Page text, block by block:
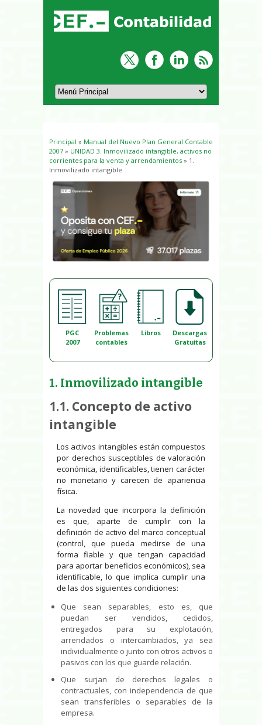
Usted está aquí
Principal » Manual del Nuevo Plan General Contable
2007 » UNIDAD 3. Inmovilizado intangible, activos no
corrientes para la venta y arrendamientos » 1.
Inmovilizado intangible
PGC
2007
Problemas
contables
Libros
Descargas
Gratuitas
1. Inmovilizado intangible
1.1. Concepto de activo
intangible
Los activos intangibles están compuestos
por derechos susceptibles de valoración
económica, identificables, tienen carácter
no monetario y carecen de apariencia
física.
La novedad que incorpora la definición
es que, aparte de cumplir con la
definición de activo del marco conceptual
(control, que pueda medirse de una
forma fiable y que tengan capacidad
para aportar beneficios económicos), sea
identificable, lo que implica cumplir una
de las dos siguientes condiciones:
Que sean separables, esto es, que
puedan ser vendidos, cedidos,
entregados para su explotación,
arrendados o intercambiados, ya sea
individualmente o junto con otros activos o
pasivos con los que guarde relación.
Que surjan de derechos legales o
contractuales, con independencia de que
sean transferibles o separables de la
empresa.